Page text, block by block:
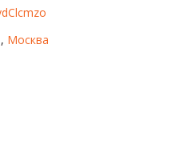
, Москва